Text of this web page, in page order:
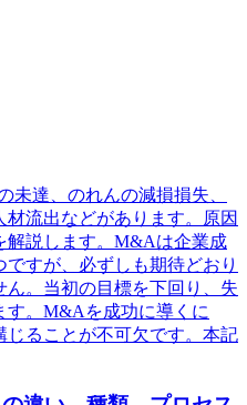
達、のれんの減損損失、
流出などがあります。原因
解説します。M&Aは企業成
すが、必ずしも期待どおり
。当初の目標を下回り、失
す。M&Aを成功に導くに
ることが不可欠です。本記